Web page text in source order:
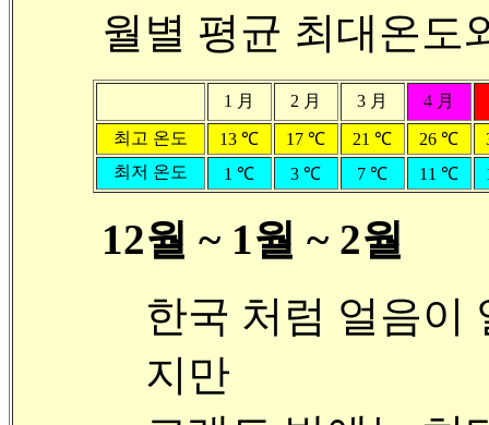
월별 평균 최대온도
1 月 2 月 3 月
4 月
최고 온도
13 ℃ 17 ℃ 21 ℃ 26 ℃
최저 온도
1 ℃ 3 ℃ 7 ℃ 11 ℃
12월 ~ 1월 ~ 2월
한국 처럼 얼음이
지만